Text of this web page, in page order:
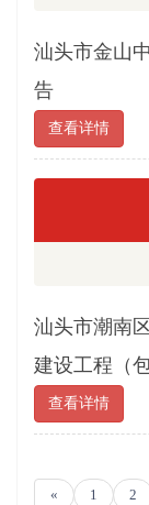
汕头市金山
告
查看详情
汕头市潮南
建设工程（
查看详情
« 1 2